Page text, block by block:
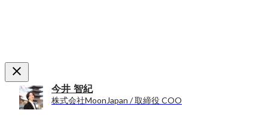
今井 智紀
株式会社MoonJapan / 取締役 COO